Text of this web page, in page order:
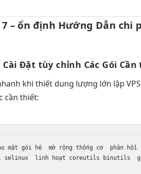
7 – ổn định Hướng Dẫn chi
Cài Đặt tùy chỉnh Các Gói Cần
khi thiết dung lượng lớn lập VPS
cần thiết:
mật gói hệ mở rộng thống cơ phản hồi
selinux linh hoạt coreutils binutils